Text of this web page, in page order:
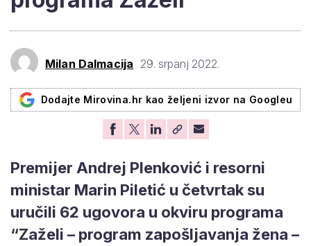
Milan Dalmacija 29. srpanj 2022.
Dodajte Mirovina.hr kao željeni izvor na Googleu
Premijer Andrej Plenković i resorni
ministar Marin Piletić u četvrtak su
uručili 62 ugovora u okviru programa
“Zaželi – program zapošljavanja žena –